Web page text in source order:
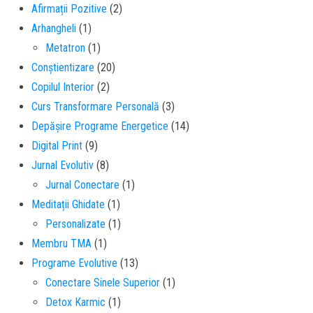
Afirmații Pozitive (2)
Arhangheli (1)
Metatron (1)
Conștientizare (20)
Copilul Interior (2)
Curs Transformare Personală (3)
Depășire Programe Energetice (14)
Digital Print (9)
Jurnal Evolutiv (8)
Jurnal Conectare (1)
Meditații Ghidate (1)
Personalizate (1)
Membru TMA (1)
Programe Evolutive (13)
Conectare Sinele Superior (1)
Detox Karmic (1)